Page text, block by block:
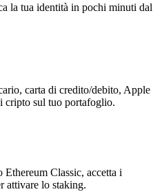
la tua identità in pochi minuti dal
carta di credito/debito, Apple
cripto sul tuo portafoglio.
Ethereum Classic, accetta i
attivare lo staking.